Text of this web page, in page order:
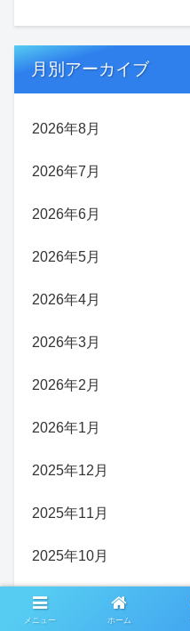
月別アーカイブ
2026年8月
2026年7月
2026年6月
2026年5月
2026年4月
2026年3月
2026年2月
2026年1月
2025年12月
2025年11月
2025年10月
2025年9月
メニュー ホーム